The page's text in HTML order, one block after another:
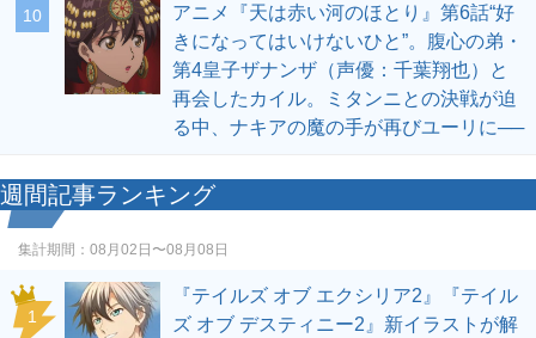
10
アニメ『天は赤い河のほとり』第6話“好
きになってはいけないひと”。腹心の弟・
第4皇子ザナンザ（声優：千葉翔也）と
再会したカイル。ミタンニとの決戦が迫
る中、ナキアの魔の手が再びユーリに──
週間記事ランキング
集計期間： 08月02日〜08月08日
1
『テイルズ オブ エクシリア2』『テイル
ズ オブ デスティニー2』新イラストが解